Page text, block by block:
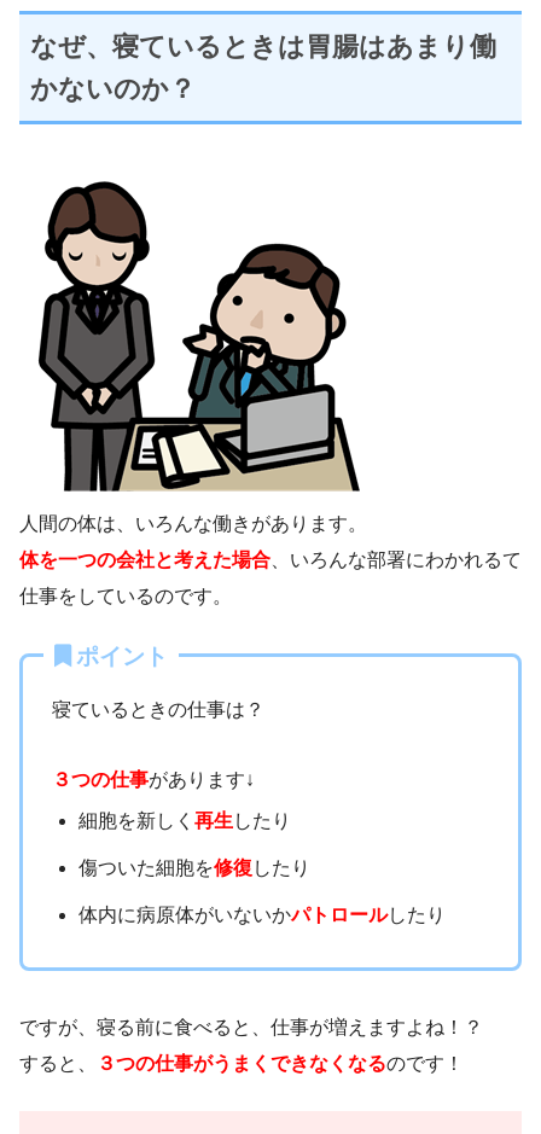
なぜ、寝ているときは胃腸はあまり働
かないのか？
人間の体は、いろんな働きがあります。
体を一つの会社と考えた場合 、いろんな部署にわかれるて
仕事をしているのです。
ポイント
寝ているときの仕事は？
３つの仕事があります↓
細胞を新しく再生 したり
傷ついた細胞を修復 したり
体内に病原体がいないかパトロールしたり
ですが、寝る前に食べると、仕事が増えますよね！？
すると、
３つの仕事がうまくできなくなるのです！